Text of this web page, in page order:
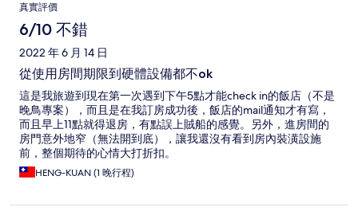
真實評價
6/10 不錯
2022 年 6 月 14 日
從使用房間期限到硬體設備都不ok
這是我旅遊到現在第一次遇到下午5點才能check in的飯店（不是
晚鳥專案），而且是在我訂房成功後，飯店的mail通知才有寫，
而且早上11點就得退房，有點誤上賊船的感覺。另外，進房間的
房門意外地窄（無法開到底），讓我還沒有看到房內裝潢設施
前，整個期待的心情大打折扣。
HENG-KUAN (1 晚行程)